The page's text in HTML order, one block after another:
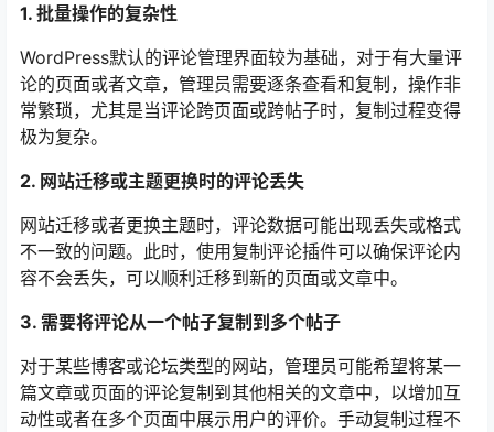
1. 批量操作的复杂性
WordPress默认的评论管理界面较为基础，对于有大量评
论的页面或者文章，管理员需要逐条查看和复制，操作非
常繁琐，尤其是当评论跨页面或跨帖子时，复制过程变得
极为复杂。
2. 网站迁移或主题更换时的评论丢失
网站迁移或者更换主题时，评论数据可能出现丢失或格式
不一致的问题。此时，使用复制评论插件可以确保评论内
容不会丢失，可以顺利迁移到新的页面或文章中。
3. 需要将评论从一个帖子复制到多个帖子
对于某些博客或论坛类型的网站，管理员可能希望将某一
篇文章或页面的评论复制到其他相关的文章中，以增加互
动性或者在多个页面中展示用户的评价。手动复制过程不